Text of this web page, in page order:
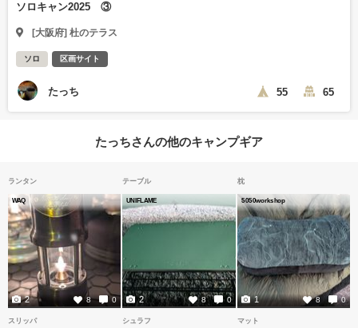
ソロキャン2025 ③
[大阪府] 杜のテラス
ソロ 区画サイト
たっち 55 65
たっちさんの他のキャンプギア
ランタン
WAQ
8 0
2
テーブル
UNIFLAME
8 0
2
枕
5050workshop
8 0
1
スリッパ シュラフ マット